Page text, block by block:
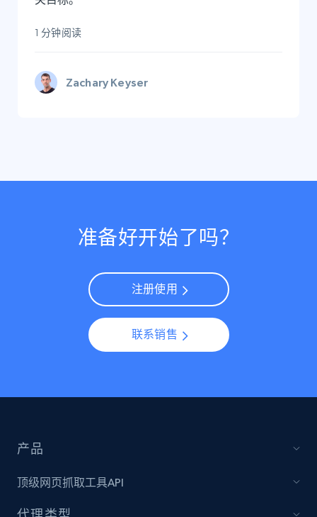
1 分钟阅读
Zachary Keyser
准备好开始了吗？
注册使用
联系销售
产品
顶级网页抓取工具API